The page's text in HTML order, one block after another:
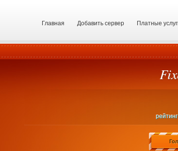
Главная Добавить сервер Платные
рейтинг